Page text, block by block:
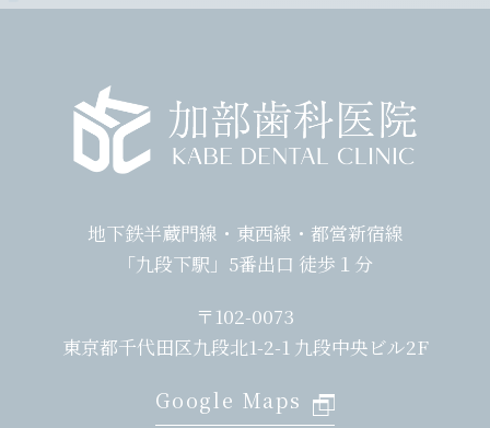
地下鉄半蔵門線・東西線・都営新宿線
「九段下駅」5番出口 徒歩１分
〒102-0073
東京都千代田区九段北1-2-1 九段中央ビル2F
Google Maps